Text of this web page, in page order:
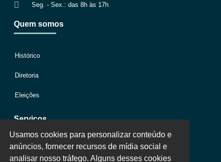
Seg. - Sex.: das 8h às 17h
Quem somos
Histórico
Diretoria
Eleições
Serviços
Jurídico
Usamos cookies para personalizar conteúdo e
anúncios, fornecer recursos de mídia social e
analisar nosso tráfego. Alguns desses cookies